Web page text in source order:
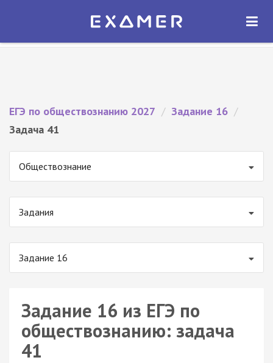
Экзамер — ЕГЭ 2027
ОТКРЫТЬ
ЕГЭ по обществознанию 2027 / Задание 16 /
Задача 41
Обществознание
Задания
Задание 16
Задание 16 из ЕГЭ по
обществознанию: задача
41